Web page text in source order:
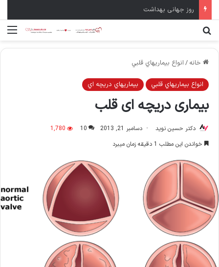
سال نو مبارک
خانه / انواع بيماريهاي قلبي
انواع بيماريهاي قلبي بيماريهاي دريچه اي
بیماری‌ دریچه‌ ای قلب‌
دکتر حسین نوید دسامبر 21, 2013 10
1,780
خواندن این مطلب 1 دقیقه زمان میبرد